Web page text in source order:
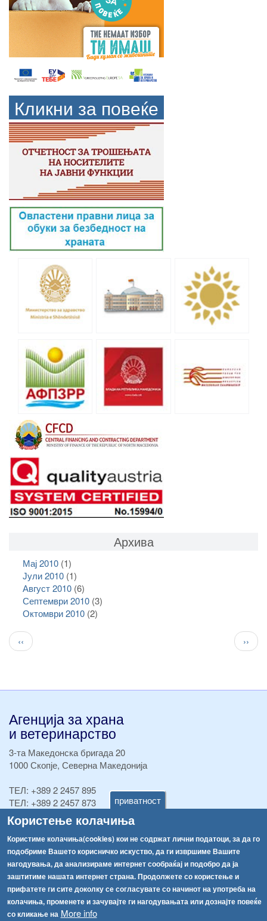
приватност
Користење колачиња
Користиме колачиња(cookies) кои не содржат лични податоци, за да го
подобриме Вашето корисничко искуство, да ги извршиме Вашите
нагодувања, да анализираме интернет сообраќај и подобро да ја
заштитиме нашата интернет страна. Продолжете со користење и
прифатете ги сите доколку се согласувате со начинот на употреба на
колачиња, променете и зачувајте ги нагодувањата или дознајте повеќе
со кликање на More info
Кликни за повеќе
Архива
Мај 2010(1)
Јули 2010(1)
Август 2010(6)
Септември 2010(3)
Октомври 2010(2)
Pagination
Previous
page
‹‹ ››
Агенција за храна
и ветеринарство
3-та Македонска бригада 20
1000 Скопје, Северна Македонија
ТЕЛ: +389 2 2457 895
ТЕЛ: +389 2 2457 873
Факс:
Факс:+389 2 2457 871
info@fva.gov.mk
[АХВ-претходна страна]
Соопштенија
Република Бугарија ги засили официјалните контроли при увоз на свежо овошје и зеленчук
Навигација
Архива